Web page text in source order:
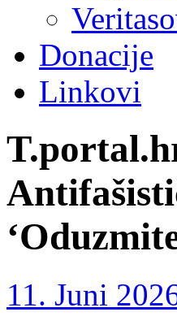
Donacije
Linkovi
11. Juni